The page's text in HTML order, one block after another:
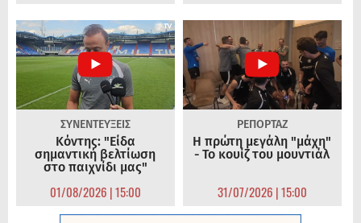
ΣΥΝΕΝΤΕΥΞΕΙΣ
Κόντης: "Είδα
σημαντική βελτίωση
στο παιχνίδι μας"
01/08/2026 | 15:00
ΡΕΠΟΡΤΑΖ
Η πρώτη μεγάλη "μάχη"
- Το κουίζ του μουντιάλ
31/07/2026 | 15:00